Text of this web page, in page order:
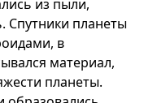
из пыли,
Спутники планеты
в
материал,
планеты.